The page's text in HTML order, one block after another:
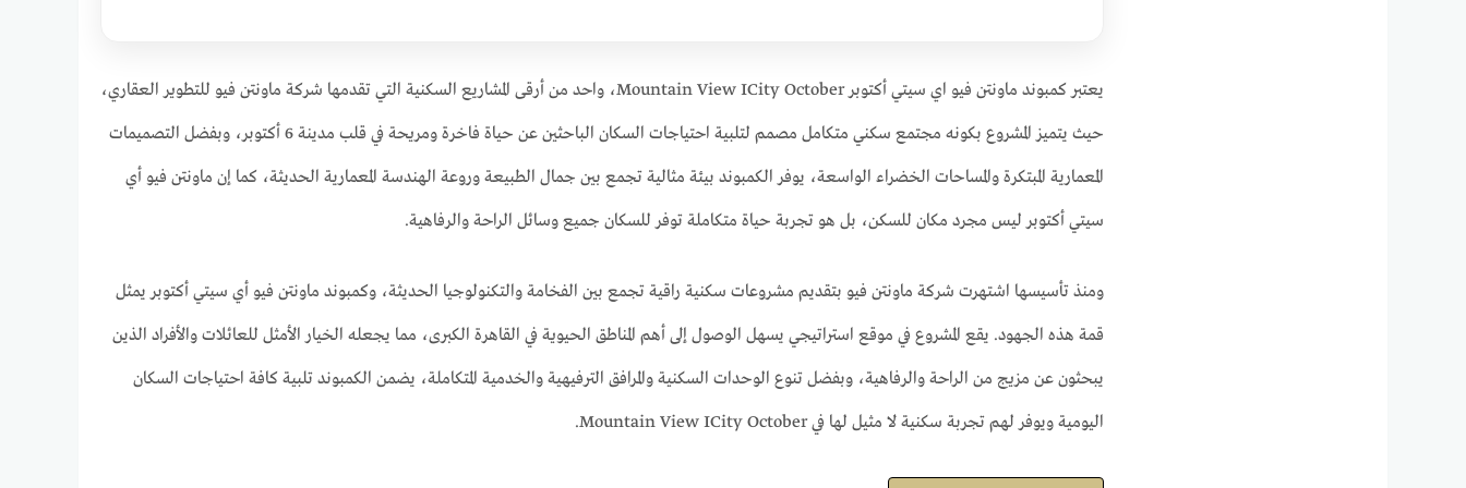
يعتبر كمبوند ماونتن فيو اي سيتي أكتوبر Mountain View ICity October، واحد من أرقى المشاريع السكنية التي تقدمها شركة ماونتن فيو للتطوير العقاري،
حيث يتميز المشروع بكونه مجتمع سكني متكامل مصمم لتلبية احتياجات السكان الباحثين عن حياة فاخرة ومريحة في قلب مدينة 6 أكتوبر، وبفضل التصميمات
المعمارية المبتكرة والمساحات الخضراء الواسعة، يوفر الكمبوند بيئة مثالية تجمع بين جمال الطبيعة وروعة الهندسة المعمارية الحديثة، كما إن ماونتن فيو أي
سيتي أكتوبر ليس مجرد مكان للسكن، بل هو تجربة حياة متكاملة توفر للسكان جميع وسائل الراحة والرفاهية.
ومنذ تأسيسها اشتهرت شركة ماونتن فيو بتقديم مشروعات سكنية راقية تجمع بين الفخامة والتكنولوجيا الحديثة، وكمبوند ماونتن فيو أي سيتي أكتوبر يمثل
قمة هذه الجهود. يقع المشروع في موقع استراتيجي يسهل الوصول إلى أهم المناطق الحيوية في القاهرة الكبرى، مما يجعله الخيار الأمثل للعائلات والأفراد الذين
يبحثون عن مزيج من الراحة والرفاهية، وبفضل تنوع الوحدات السكنية والمرافق الترفيهية والخدمية المتكاملة، يضمن الكمبوند تلبية كافة احتياجات السكان
اليومية ويوفر لهم تجربة سكنية لا مثيل لها في Mountain View ICity October.